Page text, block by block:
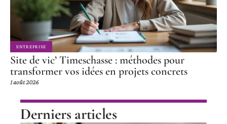
ENTREPRISE
Site de vic’ Timeschasse : méthodes pour
transformer vos idées en projets concrets
1 août 2026
Derniers articles